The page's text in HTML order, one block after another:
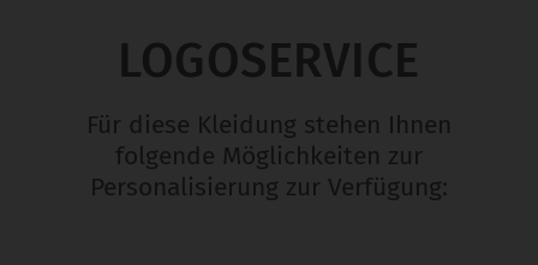
LOGOSERVICE
Für diese Kleidung stehen Ihnen
folgende Möglichkeiten zur
Personalisierung zur Verfügung: